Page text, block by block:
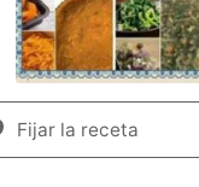
Fijar la receta